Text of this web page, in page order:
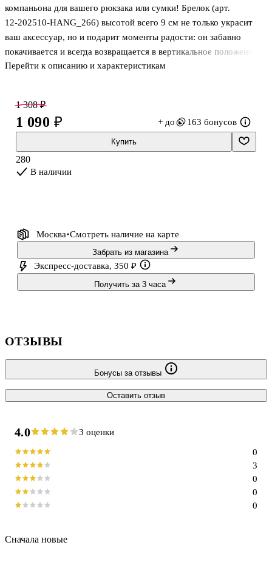
компаньона для вашего рюкзака или сумки! Брелок (арт.
12‑202510‑HANG_266) высотой всего 9 см не только украсит
ваш аксессуар, но и подарит моменты радости: он забавно
покачивается и всегда возвращается в вертикальное положение!
Представьте, как пингвин весело покачивается при ходьбе — это
точно поднимет настроение вам и окружающим. Добавьте
немного волшебства в повседневность!
Перейти к описанию и характеристикам
цветные)
(8шт) (12-
SENWEN-
PP8011)
1 308 ₽
1 090 ₽ + до 163 бонусов
Купить
280
В наличии
Москва Смотреть наличие на карте
Забрать из магазина
Экспресс-доставка, 350 ₽
Получить за 3 часа
ОТЗЫВЫ
Бонусы за отзывы
Оставить отзыв
4.0 3 оценки
0
0
0
3
0
Сначала новые